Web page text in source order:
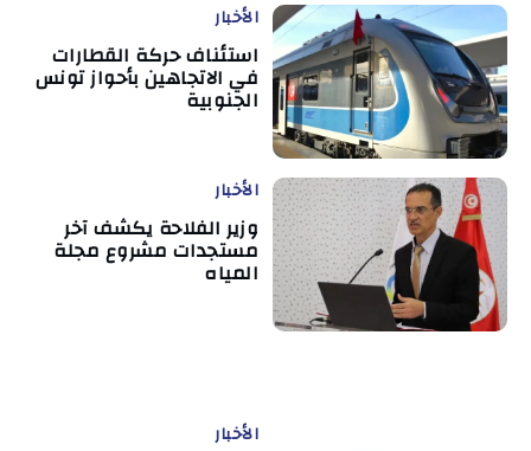
الأخبار
استئناف حركة القطارات
في الاتجاهين بأحواز تونس
الجنوبية
الأخبار
وزير الفلاحة يكشف آخر
مستجدات مشروع مجلة
المياه
الأخبار